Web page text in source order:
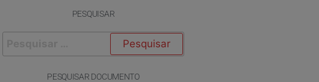
PESQUISAR
PESQUISAR DOCUMENTO